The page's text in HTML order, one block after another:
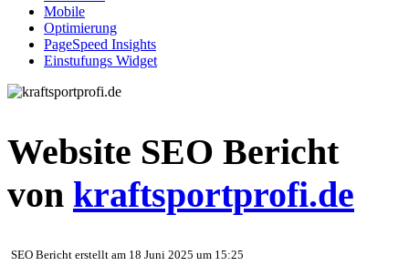
Mobile
Optimierung
PageSpeed Insights
Einstufungs Widget
Website SEO Bericht
von kraftsportprofi.de
SEO Bericht erstellt am 18 Juni 2025 um 15:25